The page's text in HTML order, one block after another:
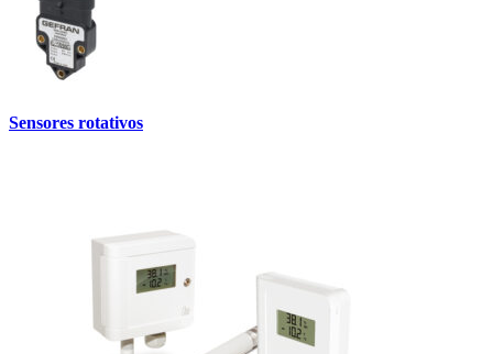
Sensores rotativos